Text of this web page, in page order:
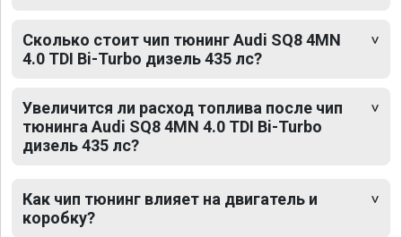
Сколько стоит чип тюнинг Audi SQ8 4MN
4.0 TDI Bi-Turbo дизель 435 лс?
Увеличится ли расход топлива после чип
тюнинга Audi SQ8 4MN 4.0 TDI Bi-Turbo
дизель 435 лс?
Как чип тюнинг влияет на двигатель и
коробку?